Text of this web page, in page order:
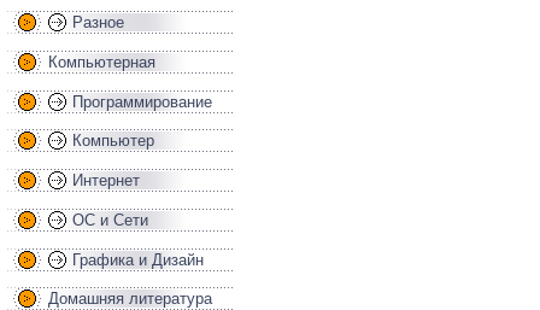
Разное
Компьютерная
Программирование
Компьютер
Интернет
ОС и Сети
Графика и Дизайн
Домашняя литература